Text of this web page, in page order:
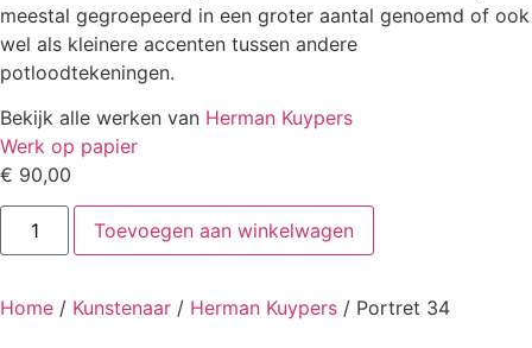
meestal gegroepeerd in een groter aantal genoemd of ook
wel als kleinere accenten tussen andere
potloodtekeningen.
Bekijk alle werken van Herman Kuypers
Werk op papier
€ 90,00
Portret
aantal
Toevoegen aan winkelwagen
Home / Kunstenaar / Herman Kuypers / Portret 34